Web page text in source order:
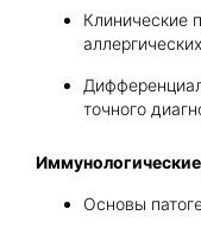
Клинические
точного
Основы